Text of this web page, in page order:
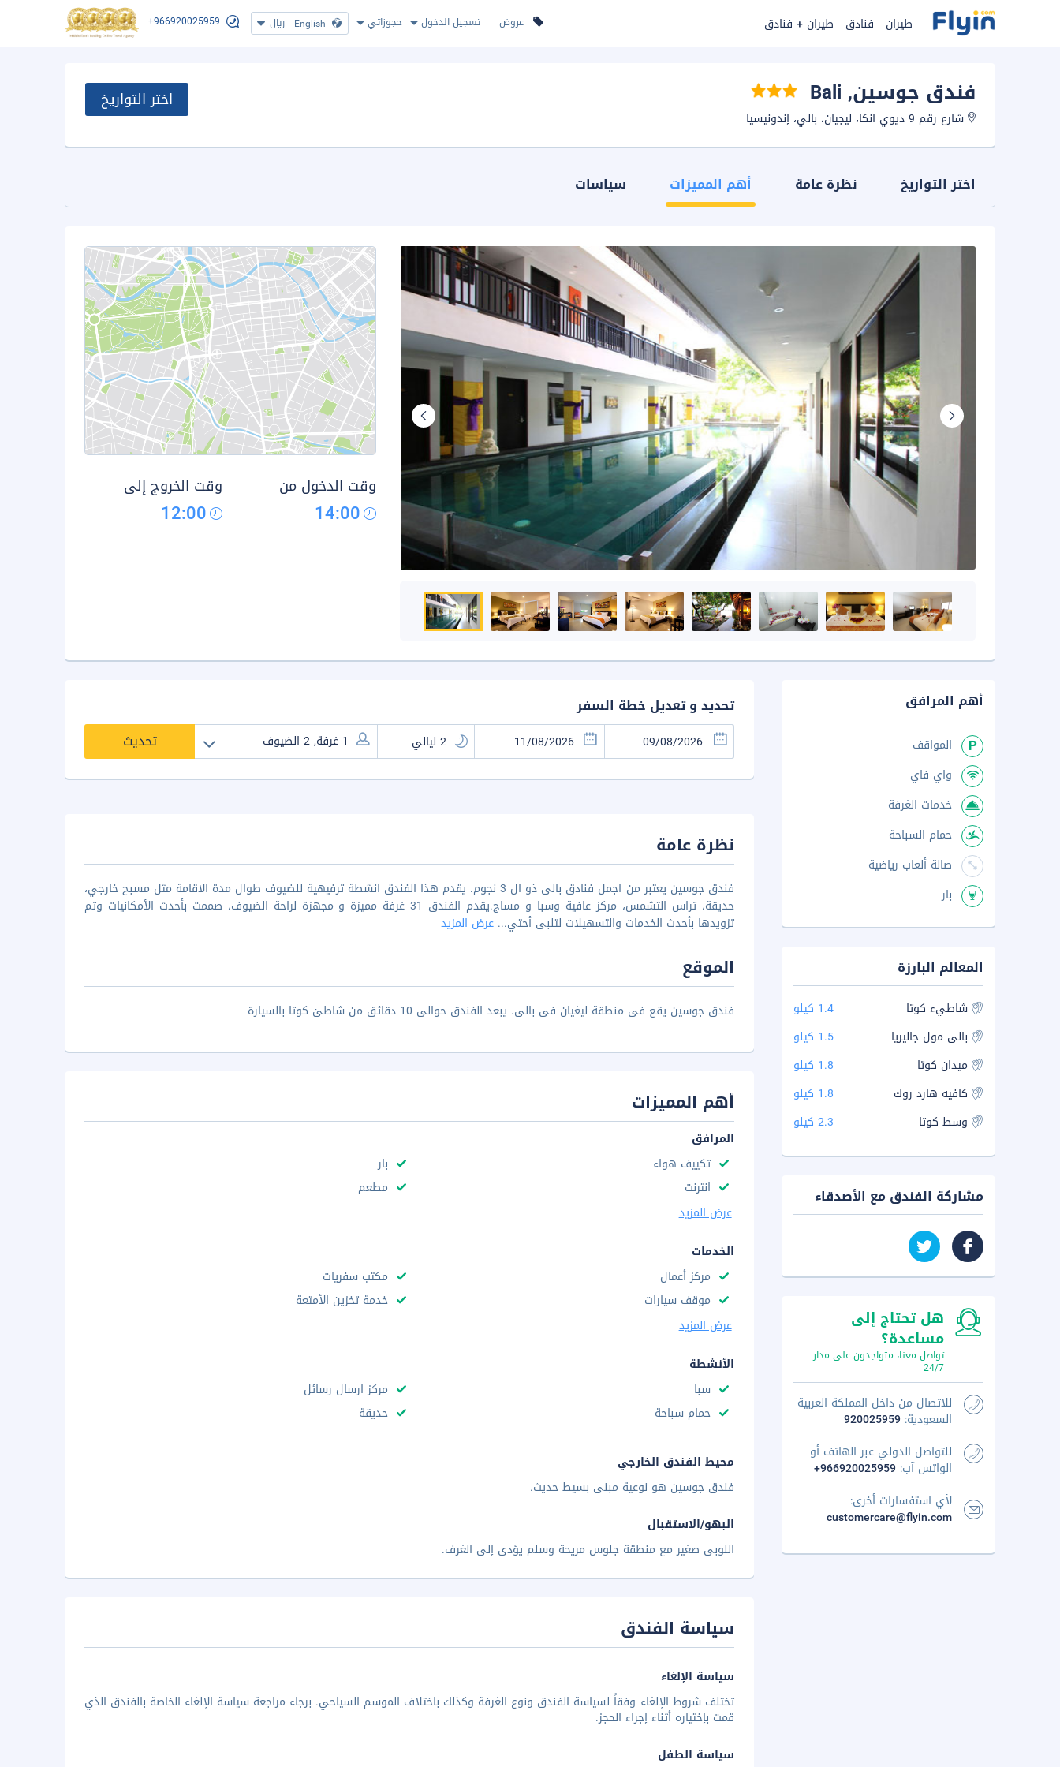
عروض تسجيل الدخول حجوزاتي English
| ريال +966920025959 طيران فنادق طيران + فنادق
فندق جوسين, Bali
شارع رقم 9 ديوي انكا، ليجيان، بالي، إندونيسيا
اختر التواريخ
اختر التواريخ نظرة عامة أهم المميزات سياسات
وقت الدخول من
14:00
وقت الخروج إلى
12:00
تحديد و تعديل خطة السفر
تحديث
نظرة عامة
فندق جوسين يعتبر من اجمل فنادق بالى ذو ال 3 نجوم. يقدم هذا الفندق انشطة ترفيهية للضيوف طوال مدة الاقامة مثل مسبح خارجي،
حديقة، تراس التشمس، مركز عافية وسبا و مساج.يقدم الفندق 31 غرفة مميزة و مجهزة لراحة الضيوف، صممت بأحدث الأمكانيات وتم
تزويدها بأحدث الخدمات والتسهيلات لتلبى أحتي...عرض المزيد
الموقع
فندق جوسين يقع فى منطقة ليغيان فى بالى. يبعد الفندق حوالى 10 دقائق من شاطئ كوتا بالسيارة
أهم المميزات
المرافق
تكييف هواء
بار
انترنت
مطعم
عرض المزيد
الخدمات
مركز أعمال
مكتب سفريات
موقف سيارات
خدمة تخزين الأمتعة
عرض المزيد
الأنشطة
سبا
مركز ارسال رسائل
حمام سباحة
حديقة
محيط الفندق الخارجي
فندق جوسين هو نوعية مبنى بسيط حديث.
البهو/الاستقبال
اللوبى صغير مع منطقة جلوس مريحة وسلم يؤدى إلى الغرف.
سياسة الفندق
سياسة الإلغاء
تختلف شروط الإلغاء وفقاً لسياسة الفندق ونوع الغرفة وكذلك باختلاف الموسم السياحي. برجاء مراجعة سياسة الإلغاء الخاصة بالفندق الذي
قمت بإختياره أثناء إجراء الحجز.
سياسة الطفل
أهم المرافق
المواقف
واي فاي
خدمات الغرفة
حمام السباحة
صالة ألعاب رياضية
بار
المعالم البارزة
شاطيء كوتا
1.4 كيلو
بالي مول جاليريا
1.5 كيلو
ميدان كوتا
1.8 كيلو
كافيه هارد روك
1.8 كيلو
وسط كوتا
2.3 كيلو
مشاركة الفندق مع الأصدقاء
هل تحتاج إلى
مساعدة؟
تواصل معنا، متواجدون على مدار
24/7
للاتصال من داخل المملكة العربية
السعودية: 920025959
للتواصل الدولي عبر الهاتف أو
الواتس آب: +966920025959
لأي استفسارات أخرى:
customercare@flyin.com